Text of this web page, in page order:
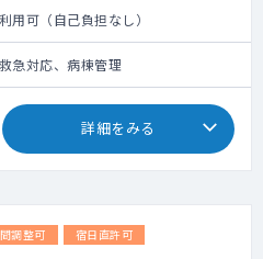
用可（自己負担なし）
急対応、病棟管理
詳細をみる
調整可 宿日直許可